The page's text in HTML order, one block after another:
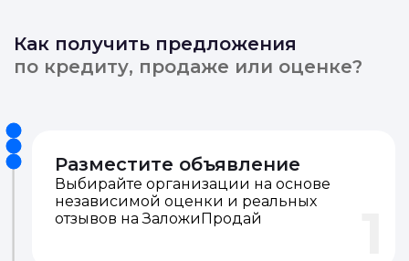
Как получить предложения
по кредиту, продаже или оценке?
Разместите объявление
Выбирайте организации на основе
независимой оценки и реальных
отзывов на ЗаложиПродай